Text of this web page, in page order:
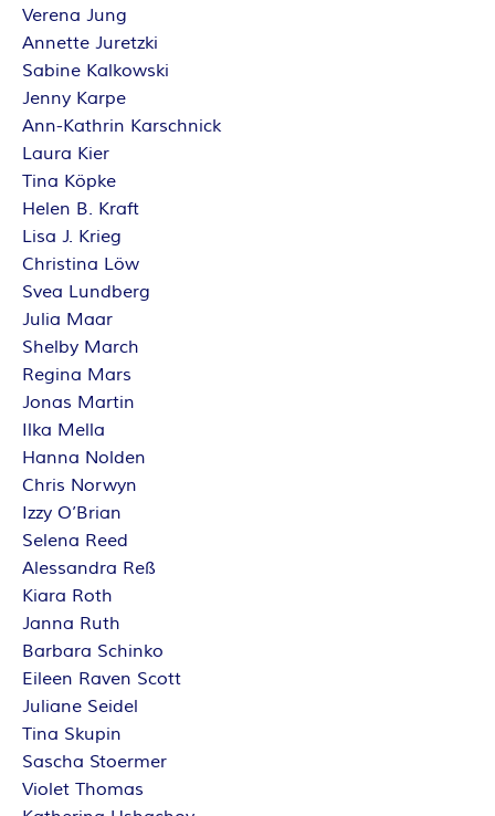
Verena Jung
Annette Juretzki
Sabine Kalkowski
Jenny Karpe
Ann-Kathrin Karschnick
Laura Kier
Tina Köpke
Helen B. Kraft
Lisa J. Krieg
Christina Löw
Svea Lundberg
Julia Maar
Shelby March
Regina Mars
Jonas Martin
Ilka Mella
Hanna Nolden
Chris Norwyn
Izzy O’Brian
Selena Reed
Alessandra Reß
Kiara Roth
Janna Ruth
Barbara Schinko
Eileen Raven Scott
Juliane Seidel
Tina Skupin
Sascha Stoermer
Violet Thomas